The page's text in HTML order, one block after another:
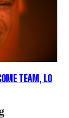
TEAM, LO